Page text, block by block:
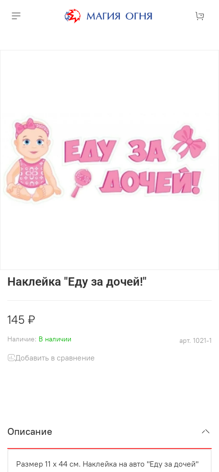
арт. 1021-1
Наличие: В наличии
Наклейка "Еду за дочей!"
145 ₽
Добавить в сравнение
Описание
Размер 11 х 44 см. Наклейка на авто "Еду за дочей"